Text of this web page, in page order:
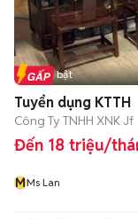
Tin nổi bật
Tuyển dụng KTTH
Công Ty TNHH XNK Jf
Đến 18 triệu/
MMs Lan